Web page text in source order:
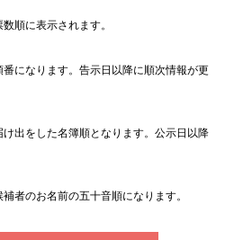
順に表示されます。
になります。告示日以降に順次情報が更
出をした名簿順となります。公示日以降
者のお名前の五十音順になります。